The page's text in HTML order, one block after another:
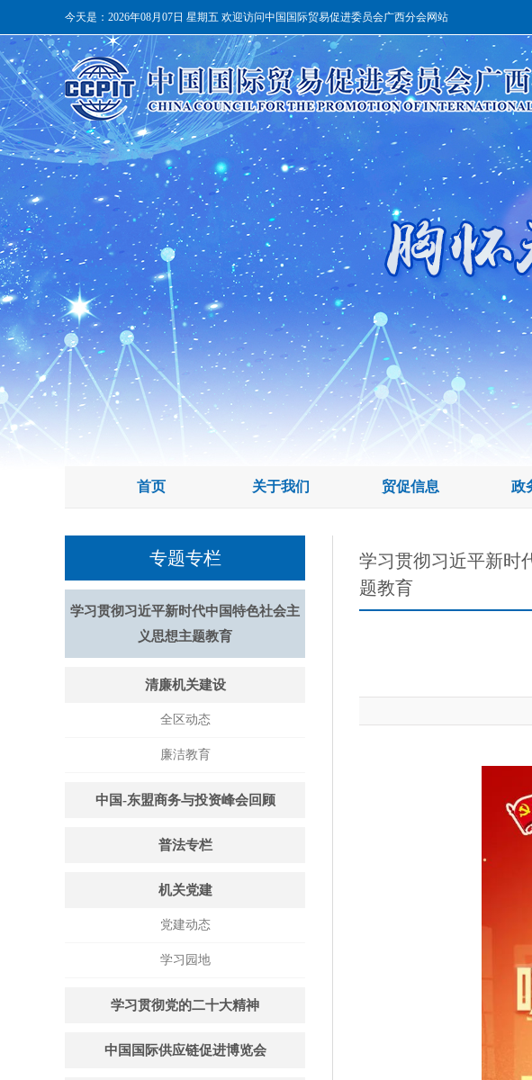
今天是： 2026年08月07日 星期五 欢迎访问中国国际贸易促进委员会广西分会网站
首页 关于我们 贸促信息 政
专题专栏
学习贯彻习近平新时代中国特色社会主
义思想主题教育
清廉机关建设
全区动态
廉洁教育
中国-东盟商务与投资峰会回顾
普法专栏
机关党建
党建动态
学习园地
学习贯彻党的二十大精神
中国国际供应链促进博览会
学习贯彻习近平新时
题教育